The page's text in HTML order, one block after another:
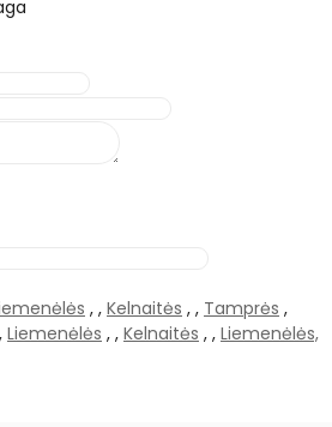
, , Kelnaitės , , Tamprės ,
, Liemenėlės , , Kelnaitės , , Liemenėlės,